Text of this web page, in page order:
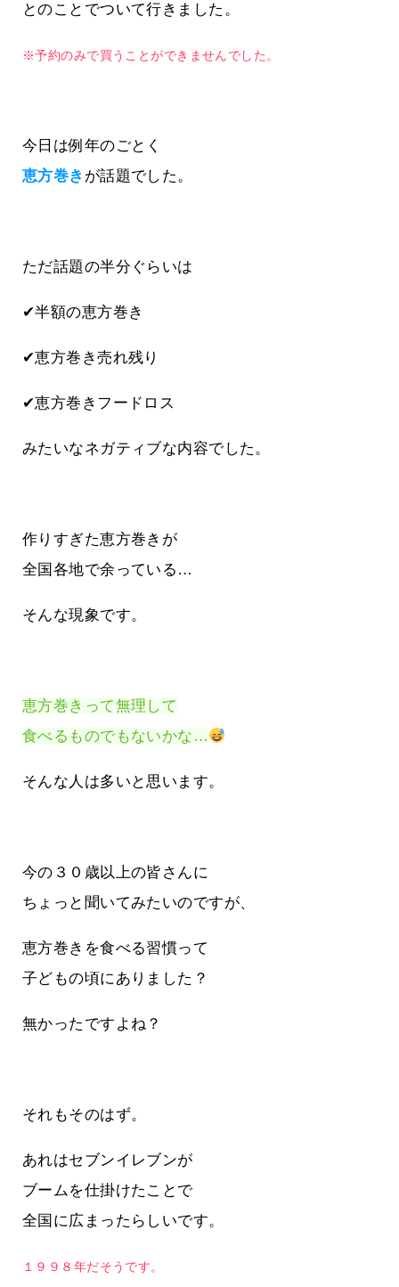
とのことでついて行きました。
※予約のみで買うことができませんでした。
今日は例年のごとく
恵方巻き が話題でした。
ただ話題の半分ぐらいは
✔半額の恵方巻き
✔恵方巻き売れ残り
✔恵方巻きフードロス
みたいなネガティブな内容でした。
作りすぎた恵方巻きが
全国各地で余っている…
そんな現象です。
恵方巻きって無理して
食べるものでもないかな…
そんな人は多いと思います。
今の３０歳以上の皆さんに
ちょっと聞いてみたいのですが、
恵方巻きを食べる習慣って
子どもの頃にありました？
無かったですよね？
それもそのはず。
あれはセブンイレブンが
ブームを仕掛けたことで
全国に広まったらしいです。
１９９８年だそうです。